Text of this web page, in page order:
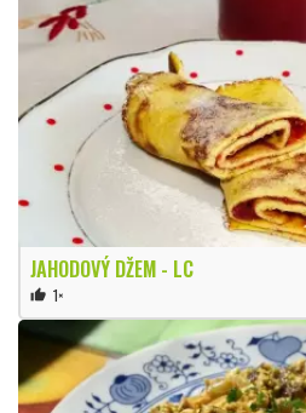
JAHODOVÝ DŽEM - LC
thumb_up 1×